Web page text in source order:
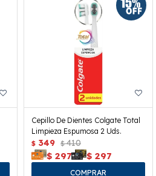
Cepillo De Dientes Colgate Total
Limpieza Espumosa 2 Uds.
$ 349 $ 410
$ 297 $ 297